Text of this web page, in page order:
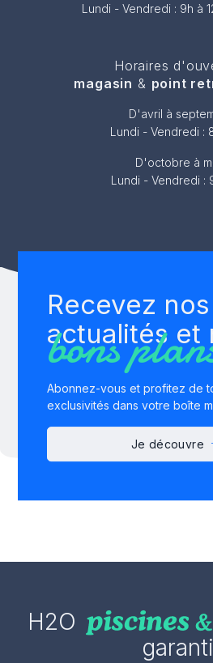
Lundi - Vendredi : 9h à
Horaires
magasin & point
D'avril à
Lundi - Vendredi :
D'octobre à
Lundi - Vendredi :
Recevez nos
actualités et
bons
Abonnez-vous et profitez de
exclusivités dans votre boîte
Je découvre
H2O